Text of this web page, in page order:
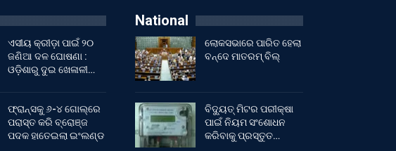
ଏସୀୟ କ୍ରୀଡ଼ା ପାଇଁ ୨୦
ଜଣିଆ ଦଳ ଘୋଷଣା :
ଓଡ଼ିଶାରୁ ଦୁଇ ଖେଳାଳୀ…
ଫ୍ରାନ୍ସକୁ ୬-୪ ଗୋଲ୍‌ରେ
ପରାସ୍ତ କରି ବ୍ରୋଞ୍ଜ
ପଦକ ହାତେଇଲା ଇଂଲଣ୍ଡ
National
ଲୋକସଭାରେ ପାରିତ ହେଲା
ବନ୍ଦେ ମାତରମ୍‌ ବିଲ୍‌
ବିଦ୍ୟୁତ୍ ମିଟର ପରୀକ୍ଷା
ପାଇଁ ନିୟମ ସଂଶୋଧନ
କରିବାକୁ ପ୍ରସ୍ତୁତ…